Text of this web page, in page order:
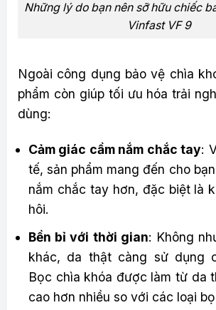
Những lý do bạn nên sỡ hữu chiếc
Vinfast VF 9
Ngoài công dụng bảo vệ chìa
phẩm còn giúp tối ưu hóa trải
dùng:
Cảm giác cầm nắm chắc tay:
tế, sản phẩm mang đến cho
nắm chắc tay hơn, đặc biệt là
hôi.
Bền bỉ với thời gian: Không
khác, da thật càng sử dụng
Bọc chìa khóa được làm từ da
cao hơn nhiều so với các loại